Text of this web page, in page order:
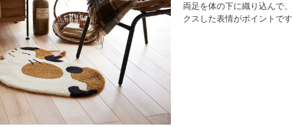
両足を体の下に織り込んで
クスした表情がポイントです